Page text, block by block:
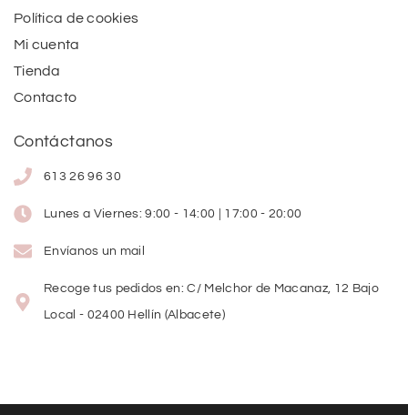
Política de cookies
Mi cuenta
Tienda
Contacto
Contáctanos
613 26 96 30
Lunes a Viernes: 9:00 - 14:00 | 17:00 - 20:00
Envíanos un mail
Recoge tus pedidos en: C/ Melchor de Macanaz, 12 Bajo
Local - 02400 Hellín (Albacete)